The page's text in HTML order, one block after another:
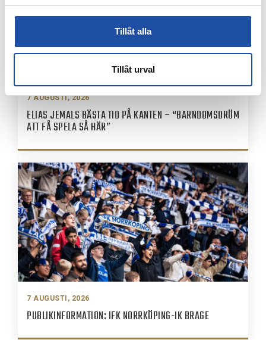
Tillåt alla
Tillåt urval
7 AUGUSTI, 2026
ELIAS JEMALS BÄSTA TID PÅ KANTEN – “BARNDOMSDRÖM
ATT FÅ SPELA SÅ HÄR”
7 AUGUSTI, 2026
PUBLIKINFORMATION: IFK NORRKÖPING-IK BRAGE